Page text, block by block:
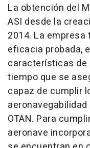
La obtención del
ASI desde la
2014. La empresa
eficacia probada,
características de
tiempo que se
capaz de cumplir
aeronavegabilidad
OTAN. Para
aeronave